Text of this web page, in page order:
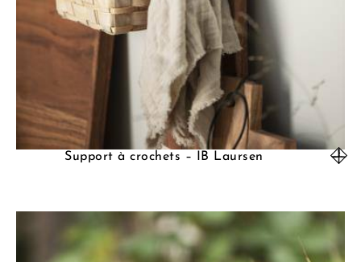
Support à crochets – IB Laursen